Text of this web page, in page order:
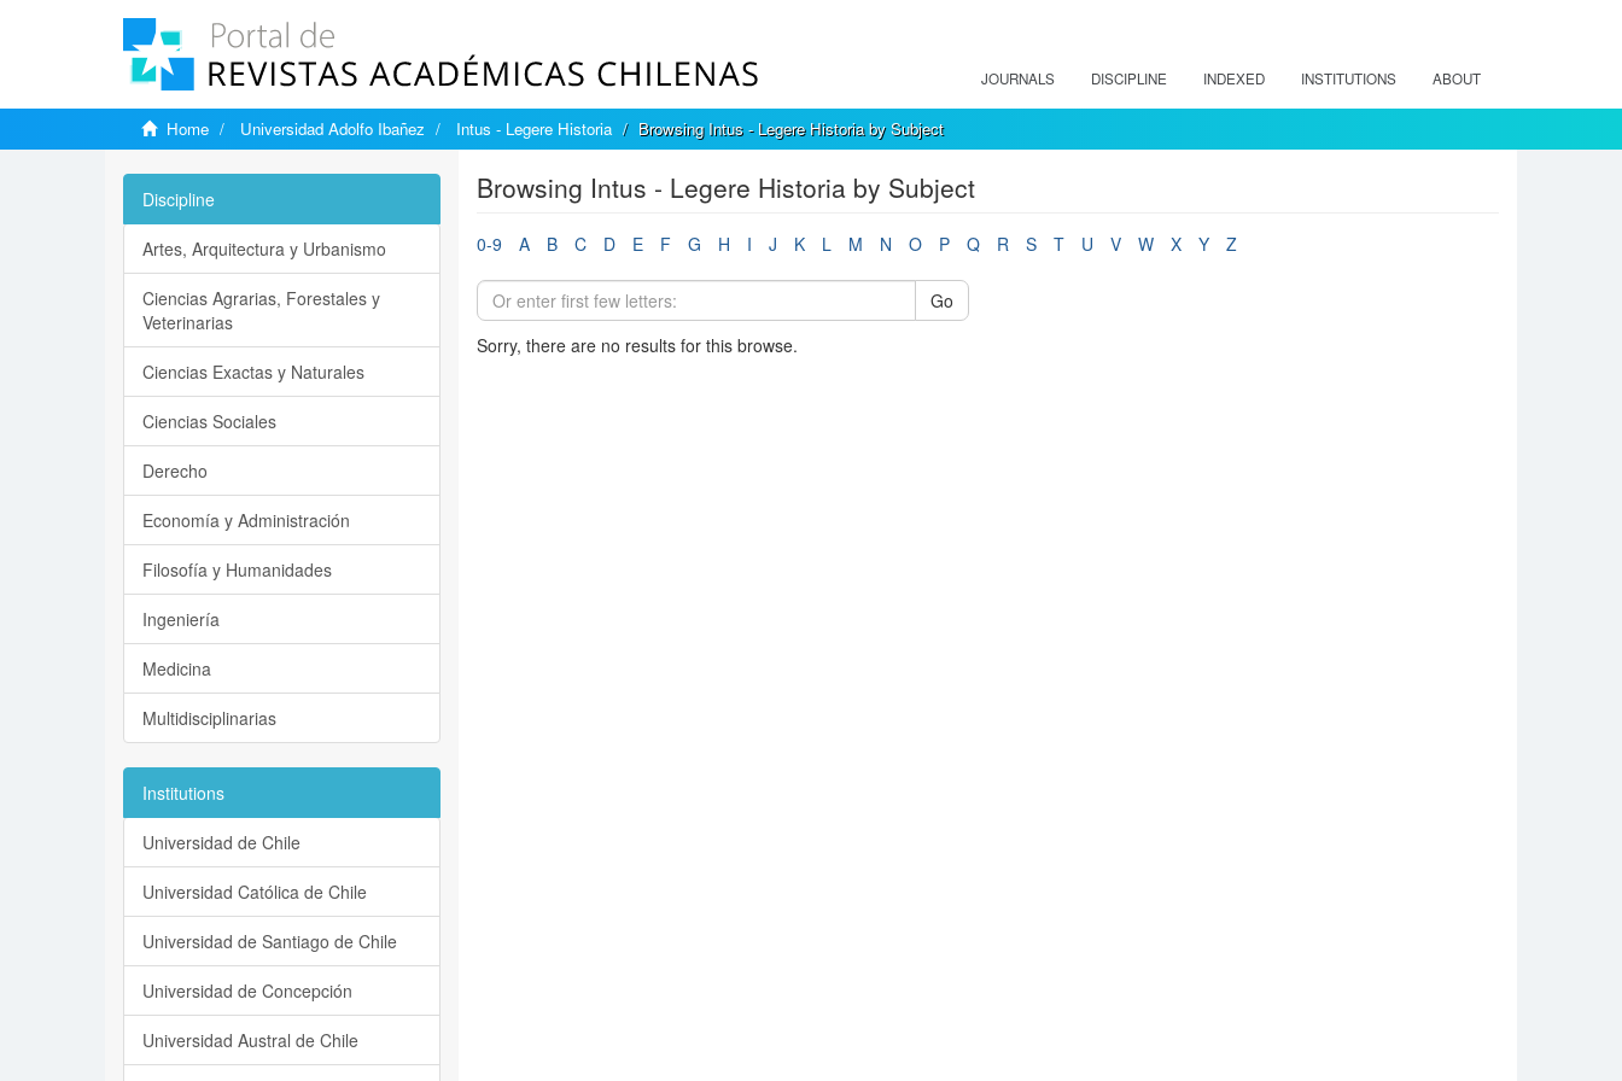
JOURNALS DISCIPLINE INDEXED INSTITUTIONS ABOUT
Home Universidad Adolfo Ibañez Intus - Legere Historia Browsing Intus - Legere Historia by Subject
Browsing Intus - Legere Historia by Subject
0-9 A B C D E F G H I J K L M N O P Q R S T U V W X Y Z
Go
Sorry, there are no results for this browse.
Discipline
Artes, Arquitectura y Urbanismo
Ciencias Agrarias, Forestales y
Veterinarias
Ciencias Exactas y Naturales
Ciencias Sociales
Derecho
Economía y Administración
Filosofía y Humanidades
Ingeniería
Medicina
Multidisciplinarias
Institutions
Universidad de Chile
Universidad Católica de Chile
Universidad de Santiago de Chile
Universidad de Concepción
Universidad Austral de Chile